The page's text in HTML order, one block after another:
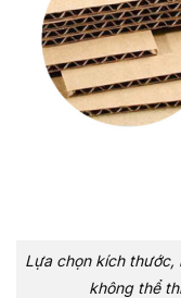
Lựa chọn kích thước,
không thể